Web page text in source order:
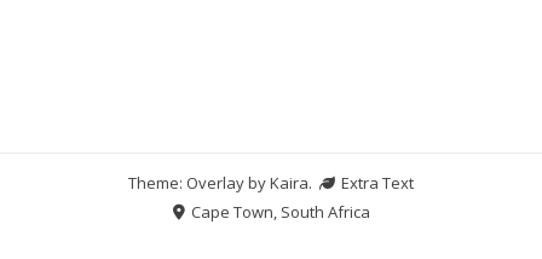
Theme: Overlay byKaira.
Extra Text
Cape Town, South Africa